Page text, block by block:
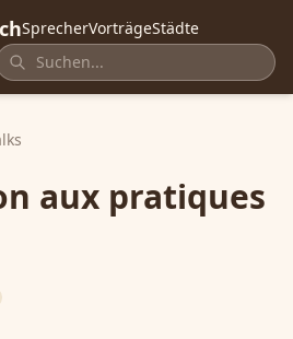
SprecherVorträgeStädte
aux pratiques